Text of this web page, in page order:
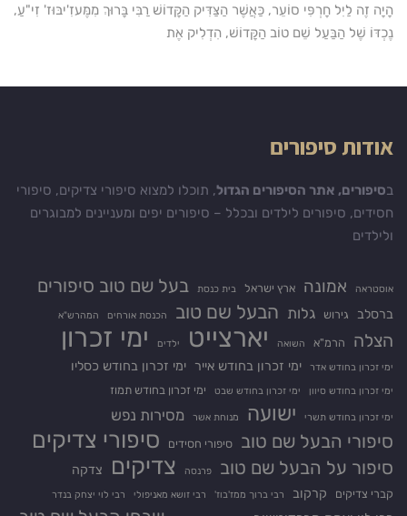
הָיָה זֶה לַיִל חָרְפִּי סוֹעֵר, כַּאֲשֶׁר הַצַּדִּיק הַקָּדוֹשׁ רַבִּי בָּרוּךְ מִמֶּעזִ'יבּוּז' זִי"עַ,
נֶכְדּוֹ שֶׁל הַבַּעַל שֵׁם טוֹב הַקָּדוֹשׁ, הִדְלִיק אֶת
אודות סיפורים
בסיפורים, אתר הסיפורים הגדול, תוכלו למצוא סיפורי צדיקים, סיפורי
חסידים, סיפורים לילדים ובכלל – סיפורים יפים ומעניינים למבוגרים
ולילדים
אוסטראה אמונה ארץ ישראל בית כנסת בעל שם טוב סיפורים
ברסלב גירוש גלות הבעל שם טוב הכנסת אורחים המהרש"א
הצלה הרמ"א השואה יארצייט ילדים ימי זכרון
ימי זכרון בחודש אדר ימי זכרון בחודש אייר ימי זכרון בחודש כסליו
ימי זכרון בחודש סיוון ימי זכרון בחודש שבט ימי זכרון בחודש תמוז
ימי זכרון בחודש תשרי ישועה מנוחת אשר מסירות נפש
סיפורי הבעל שם טוב סיפורי חסידים סיפורי צדיקים
סיפור על הבעל שם טוב פרנסה צדיקים צדקה
קברי צדיקים קרקוב רבי ברוך ממז'בוז' רבי זושא מאניפולי רבי לוי יצחק בנדר